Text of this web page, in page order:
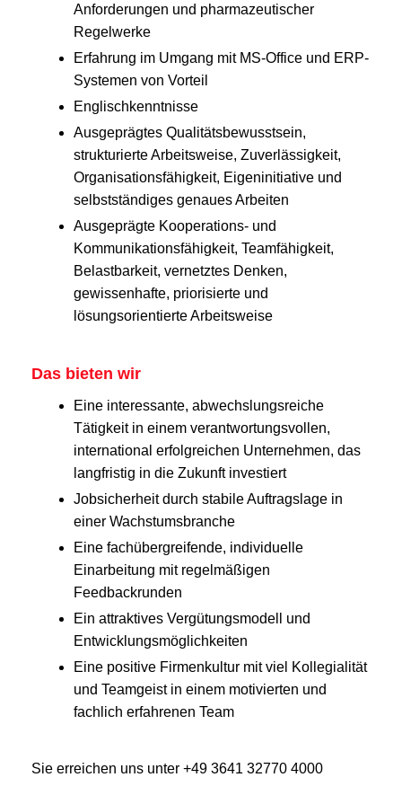
Anforderungen und pharmazeutischer
Regelwerke
Erfahrung im Umgang mit MS-Office und ERP-
Systemen von Vorteil
Englischkenntnisse
Ausgeprägtes Qualitätsbewusstsein,
strukturierte Arbeitsweise, Zuverlässigkeit,
Organisationsfähigkeit, Eigeninitiative und
selbstständiges genaues Arbeiten
Ausgeprägte Kooperations- und
Kommunikationsfähigkeit, Teamfähigkeit,
Belastbarkeit, vernetztes Denken,
gewissenhafte, priorisierte und
lösungsorientierte Arbeitsweise
Das bieten wir
Eine interessante, abwechslungsreiche
Tätigkeit in einem verantwortungsvollen,
international erfolgreichen Unternehmen, das
langfristig in die Zukunft investiert
Jobsicherheit durch stabile Auftragslage in
einer Wachstumsbranche
Eine fachübergreifende, individuelle
Einarbeitung mit regelmäßigen
Feedbackrunden
Ein attraktives Vergütungsmodell und
Entwicklungsmöglichkeiten
Eine positive Firmenkultur mit viel Kollegialität
und Teamgeist in einem motivierten und
fachlich erfahrenen Team
Sie erreichen uns unter +49 3641 32770 4000